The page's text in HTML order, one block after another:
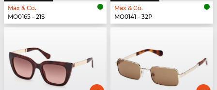
Max & Co.
MO0165 - 21S
Max & Co.
MO0141 - 32P